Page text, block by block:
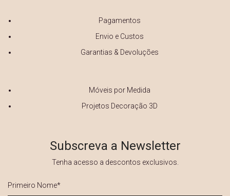
Pagamentos
Envio e Custos
Garantias & Devoluções
Móveis por Medida
Projetos Decoração 3D
Subscreva a Newsletter
Tenha acesso a descontos exclusivos.
Nome
*